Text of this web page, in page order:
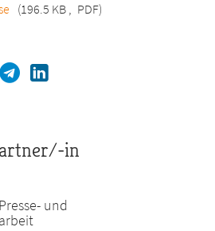
(196.5 KB , PDF)
in
und